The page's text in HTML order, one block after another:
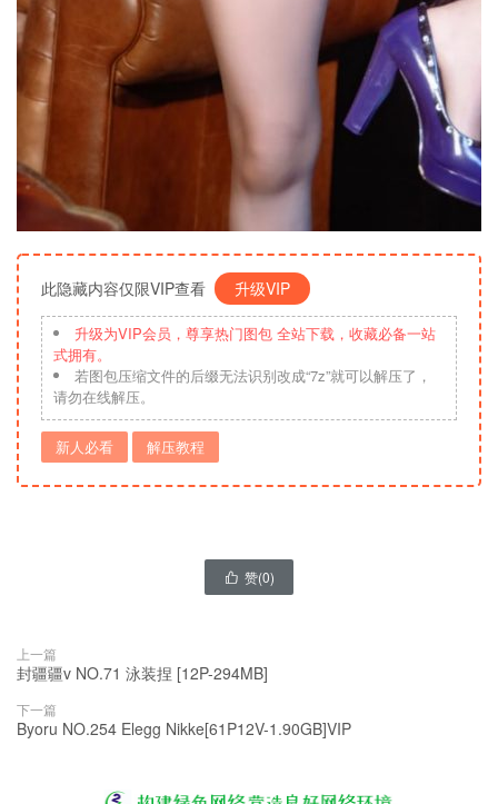
此隐藏内容仅限VIP查看 升级VIP
升级为VIP会员，尊享热门图包 全站下载，收藏必备一站
式拥有。
若图包压缩文件的后缀无法识别改成“7z”就可以解压了，
请勿在线解压。
新人必看 解压教程
 赞(0)
上一篇
封疆疆v NO.71 泳装捏 [12P-294MB]
下一篇
Byoru NO.254 Elegg Nikke[61P12V-1.90GB]VIP